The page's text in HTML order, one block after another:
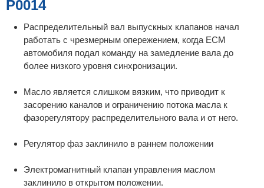
P0014
Распределительный вал выпускных клапанов начал
работать с чрезмерным опережением, когда ECM
автомобиля подал команду на замедление вала до
более низкого уровня синхронизации.
Масло является слишком вязким, что приводит к
засорению каналов и ограничению потока масла к
фазорегулятору распределительного вала и от него.
Регулятор фаз заклинило в раннем положении
Электромагнитный клапан управления маслом
заклинило в открытом положении.